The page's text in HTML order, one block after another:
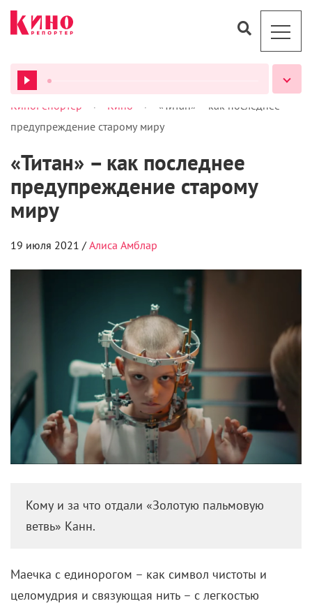
ВСЕ ПОДКАСТЫ
КиноРепортер > Кино >
«Титан» – как последнее
предупреждение старому миру
«Титан» – как последнее
предупреждение старому
миру
19 июля 2021 / Алиса Амблар
Кому и за что отдали «Золотую пальмовую
ветвь» Канн.
Маечка с единорогом – как символ чистоты и
целомудрия и связующая нить – с легкостью